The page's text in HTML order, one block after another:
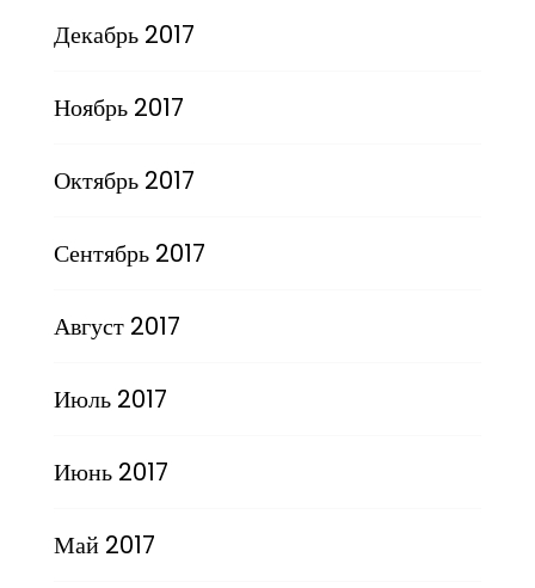
Декабрь 2017
Ноябрь 2017
Октябрь 2017
Сентябрь 2017
Август 2017
Июль 2017
Июнь 2017
Май 2017